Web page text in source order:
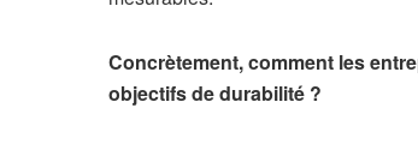
Concrètement, comment les
objectifs de durabilité ?